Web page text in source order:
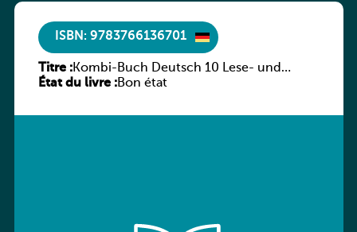
ISBN: 9783766136701
Titre :Kombi-Buch Deutsch 10 Lese- und
Sprachbuch
État du livre :Bon état